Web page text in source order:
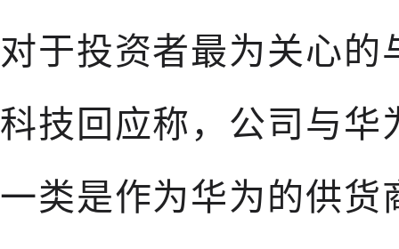
对于投资者最为关心的
科技回应称，公司与华
一类是作为华为的供货